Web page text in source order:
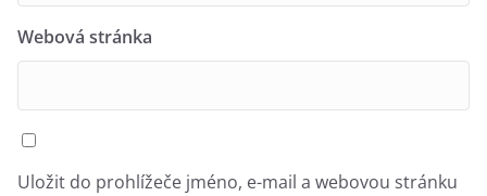
Webová stránka
Uložit do prohlížeče jméno, e-mail a webovou stránku